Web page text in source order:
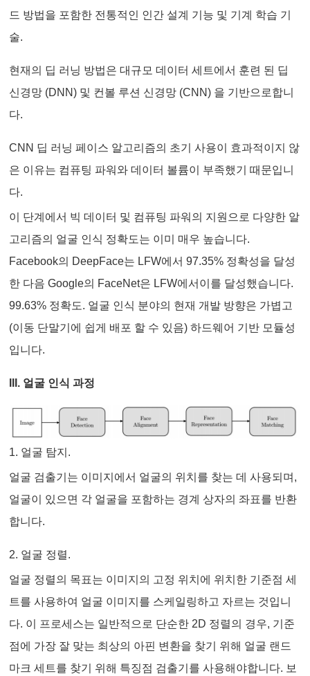
드 방법을 포함한 전통적인 인간 설계 기능 및 기계 학습 기
술.
현재의 딥 러닝 방법은 대규모 데이터 세트에서 훈련 된 딥
신경망 (DNN) 및 컨볼 루션 신경망 (CNN) 을 기반으로합니
다.
CNN 딥 러닝 페이스 알고리즘의 초기 사용이 효과적이지 않
은 이유는 컴퓨팅 파워와 데이터 볼륨이 부족했기 때문입니
다.
이 단계에서 빅 데이터 및 컴퓨팅 파워의 지원으로 다양한 알
고리즘의 얼굴 인식 정확도는 이미 매우 높습니다.
Facebook의 DeepFace는 LFW에서 97.35% 정확성을 달성
한 다음 Google의 FaceNet은 LFW에서이를 달성했습니다.
99.63% 정확도. 얼굴 인식 분야의 현재 개발 방향은 가볍고
(이동 단말기에 쉽게 배포 할 수 있음) 하드웨어 기반 모듈성
입니다.
III. 얼굴 인식 과정
1. 얼굴 탐지.
얼굴 검출기는 이미지에서 얼굴의 위치를 찾는 데 사용되며,
얼굴이 있으면 각 얼굴을 포함하는 경계 상자의 좌표를 반환
합니다.
2. 얼굴 정렬.
얼굴 정렬의 목표는 이미지의 고정 위치에 위치한 기준점 세
트를 사용하여 얼굴 이미지를 스케일링하고 자르는 것입니
다. 이 프로세스는 일반적으로 단순한 2D 정렬의 경우, 기준
점에 가장 잘 맞는 최상의 아핀 변환을 찾기 위해 얼굴 랜드
마크 세트를 찾기 위해 특징점 검출기를 사용해야합니다. 보